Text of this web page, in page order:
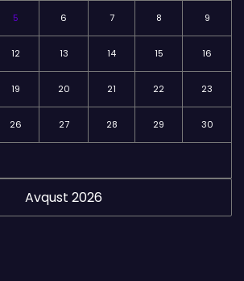
Avqust 2026
5 6 7 8 9
12 13 14 15 16
19 20 21 22 23
26 27 28 29 30